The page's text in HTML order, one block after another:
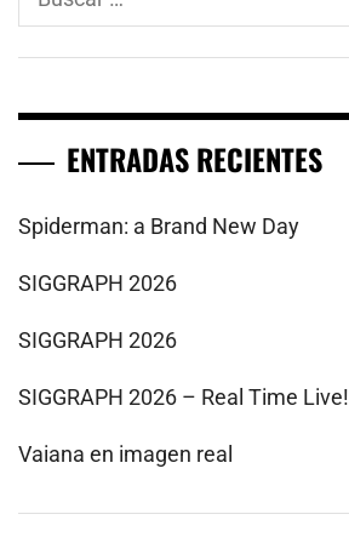
ENTRADAS RECIENTES
Spiderman: a Brand New Day
SIGGRAPH 2026
SIGGRAPH 2026
SIGGRAPH 2026 – Real Time Live!
Vaiana en imagen real